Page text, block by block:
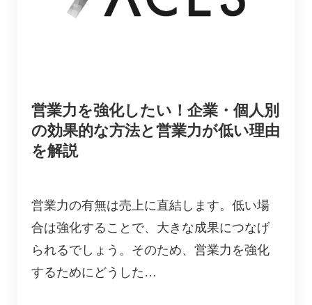
営業力を強化したい！企業・個人別
の効果的な方法と営業力が低い理由
を解説
営業力の有無は売上に直結します。低い場
合は強化することで、大きな成果につなげ
られるでしょう。そのため、営業力を強化
するためにどうした…